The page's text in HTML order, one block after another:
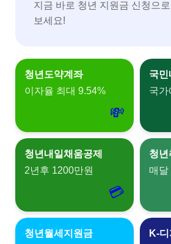
지금 바로 청년 지원금 신청으
보세요!
청년도약계좌
이자율 최대 9.54%
💸
국민
국가
청년내일채움공제
2년후 1200만원
💳
청년
매달
청년월세지원금
K-